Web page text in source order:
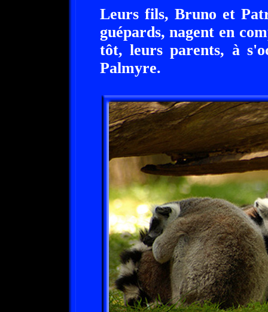
Leurs fils, Bruno et
guépards, nagent en
tôt, leurs parents, à
Palmyre.